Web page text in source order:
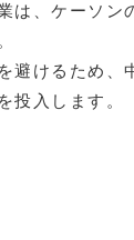
は、ケーソン
避けるため、
投入します。